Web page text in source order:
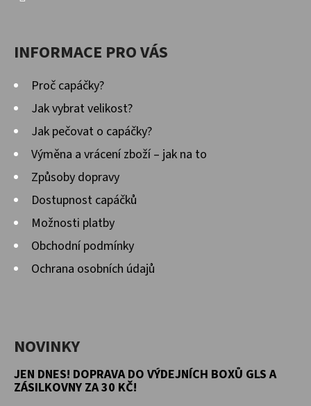
INFORMACE PRO VÁS
Proč capáčky?
Jak vybrat velikost?
Jak pečovat o capáčky?
Výměna a vrácení zboží – jak na to
Způsoby dopravy
Dostupnost capáčků
Možnosti platby
Obchodní podmínky
Ochrana osobních údajů
NOVINKY
JEN DNES! DOPRAVA DO VÝDEJNÍCH BOXŮ GLS A
ZÁSILKOVNY ZA 30 KČ!